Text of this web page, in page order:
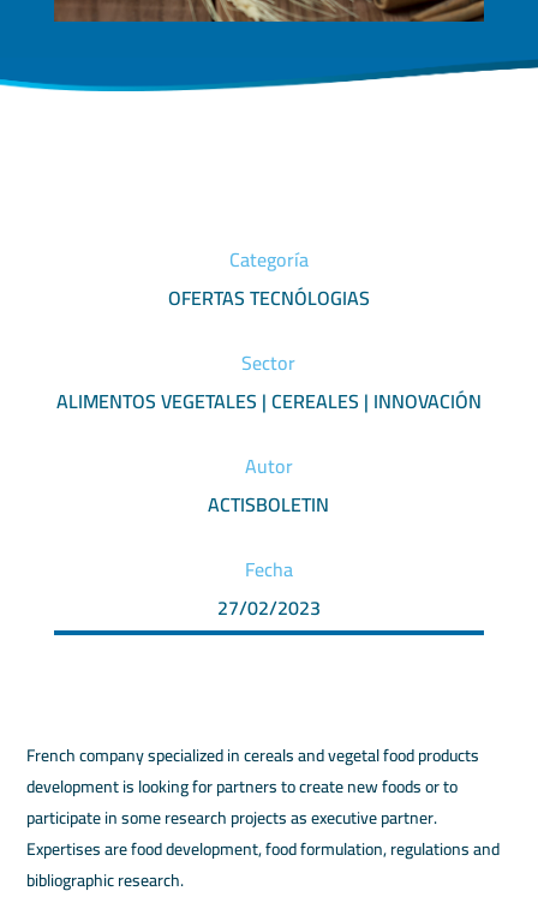
Categoría
OFERTAS TECNÓLOGIAS
Sector
ALIMENTOS VEGETALES | CEREALES | INNOVACIÓN
Autor
ACTISBOLETIN
Fecha
27/02/2023
French company specialized in cereals and vegetal food products
development is looking for partners to create new foods or to
participate in some research projects as executive partner.
Expertises are food development, food formulation, regulations and
bibliographic research.